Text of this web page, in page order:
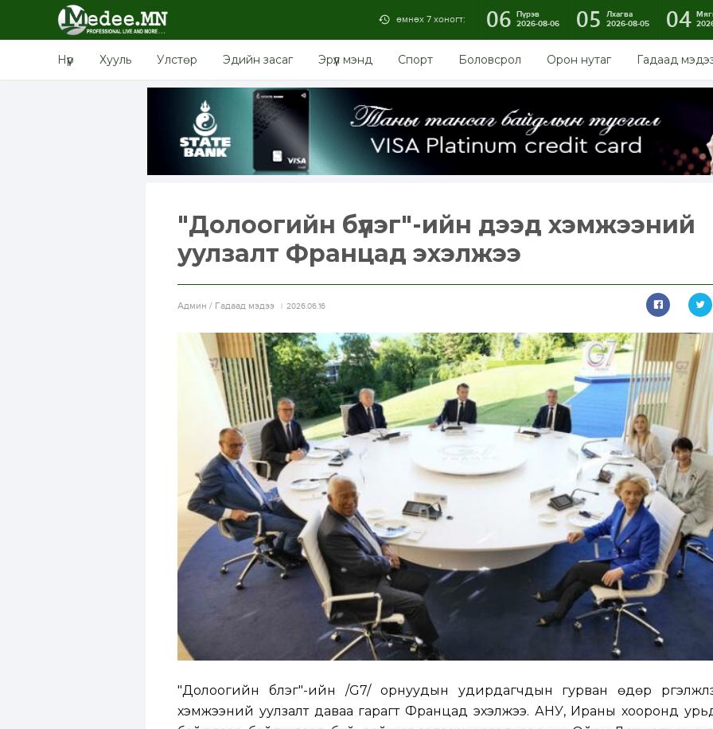
өмнөх 7 хоногт: 06 Пүрэв
2026-08-06
05
Лхагва
2026-08-05
04
Нүүр Хууль Улстөр Эдийн засаг Эрүүл мэнд Спорт Боловсрол Орон нутаг Гадаад
"Долоогийн бүлэг"-ийн дээд хэмжээний
уулзалт Францад эхэлжээ
Aдмин / Гадаад мэдээ 2026.06.16
"Долоогийн бүлэг"-ийн /G7/ орнуудын удирдагчдын гурван өдөр
хэмжээний уулзалт даваа гарагт Францад эхэлжээ. АНУ, Ираны хооронд